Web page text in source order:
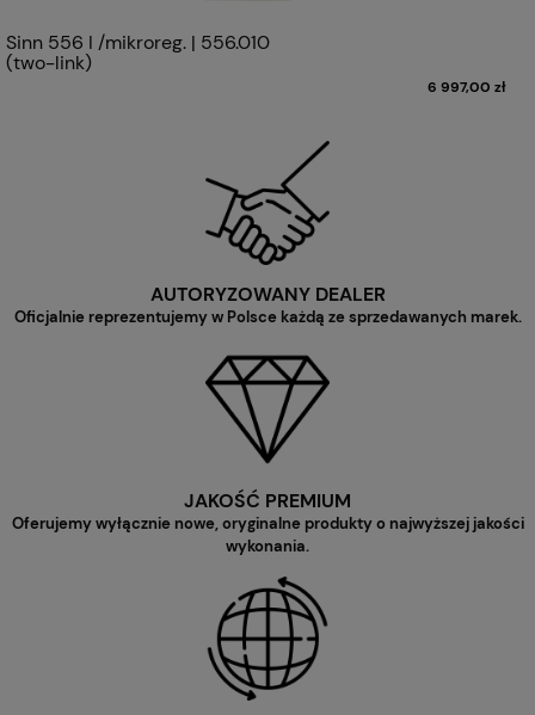
Sinn 556 I /mikroreg. | 556.010
(two-link)
6 997,00 zł
AUTORYZOWANY DEALER
Oficjalnie reprezentujemy w Polsce każdą ze sprzedawanych marek.
JAKOŚĆ PREMIUM
Oferujemy wyłącznie nowe, oryginalne produkty o najwyższej jakości
wykonania.